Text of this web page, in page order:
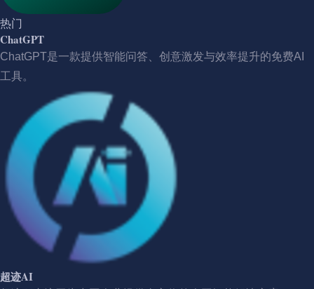
热门
ChatGPT
ChatGPT是一款提供智能问答、创意激发与效率提升的免费AI
工具。
超迹AI